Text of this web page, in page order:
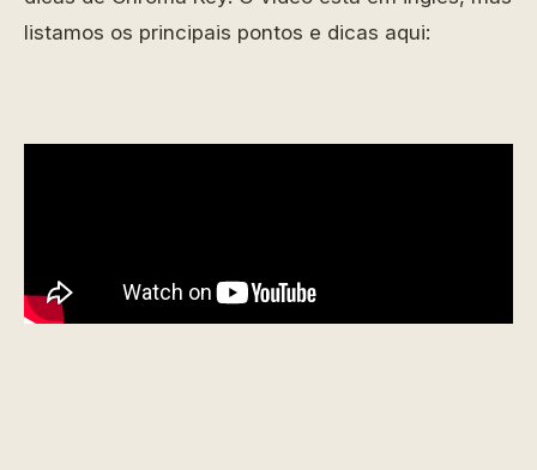
listamos os principais pontos e dicas aqui: